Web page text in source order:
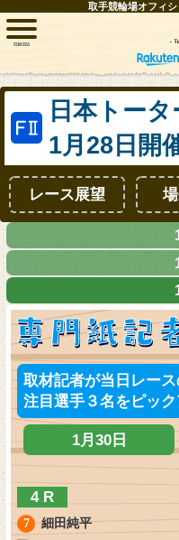
取手競輪場オフィ
menu
レ
インフ
競輪
日本トータ
1月28日開
レース展望
取材記者が当日レー
注目選手３名をピック
1月30日
4 R
細田純平